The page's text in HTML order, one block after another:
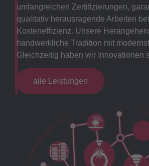
umfangreichen Zertifizierungen,
qualitativ herausragende Arbeiten
Kosteneffizienz. Unsere
handwerkliche Tradition mit
Gleichzeitig haben wir Innovationen
alle Leistungen